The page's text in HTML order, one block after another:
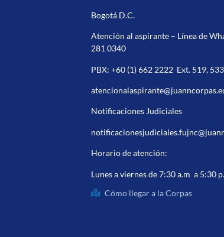
Bogotá D.C.
Atención al aspirante – Línea de
281 0340
PBX:+60 (1) 662 2222 Ext. 519,
Notificaciones Judiciales
Horario de atención:
Lunes a viernes de 7:30 a.m a 5:30
Cómo llegar a la Corpas